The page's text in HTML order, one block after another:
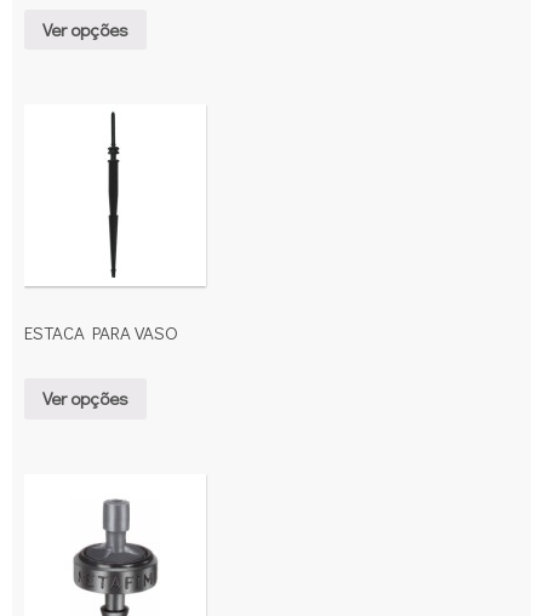
Ver opções
ESTACA PARA VASO
Ver opções